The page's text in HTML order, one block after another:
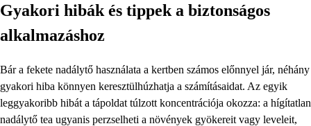
Gyakori hibák és tippek a biztonságos
alkalmazáshoz
Bár a fekete nadálytő használata a kertben számos előnnyel jár, néhány
gyakori hiba könnyen keresztülhúzhatja a számításaidat. Az egyik
leggyakoribb hibát a tápoldat túlzott koncentrációja okozza: a hígítatlan
nadálytő tea ugyanis perzselheti a növények gyökereit vagy leveleit,